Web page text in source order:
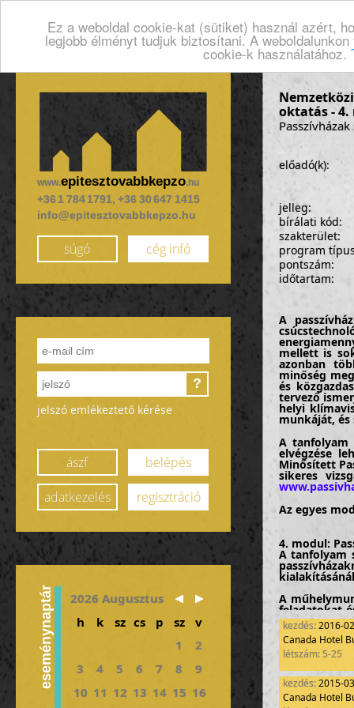
Ez a weboldal cookie-kat (sütiket) használ azért,
legjobb élményt tudjuk biztosítani. A
cookie-k használatához.
www.epitesztovabbkepzo.hu
+36 1 784 1791, +36 30 647 1415
info@epitesztovabbkepzo.hu
súgó cég infó
?
jelszó emlékeztető kérése
ászf
belépés
adatkezelés
regisztráció
eseménynaptár
2026 Augusztus
h
k sz cs p sz
v
1
2
3
4 5 6 7 8
9
10 11 12 13 14 15 16
oktatás - 4.
előadó(k):
jelleg:
bírálati kód:
szakterület:
program
pontszám:
időtartam:
A
mellett is
azonban
minőség
és
tervező
helyi
munkáját, és
A tanfolyam
elvégzése
Minősített
sikeres
Az egyes
4. modul:
A tanfolyam
A
feladatokat
tervezésénél
A
- Különböző
-
zónáinak és
kezdés:2016-
Canada Hotel
létszám: 5-25
kezdés:2015-
Canada Hotel